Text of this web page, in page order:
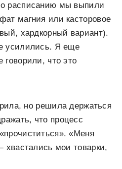
расписанию мы выпили
магния или касторовое
хардкорный вариант).
усилились. Я еще
что это
но решила держаться
что процесс
«Меня
хвастались мои товарки,